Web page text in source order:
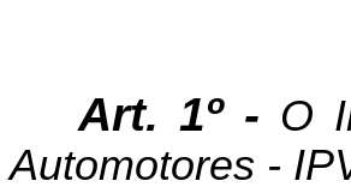
Art. 1º - O
Automotores -